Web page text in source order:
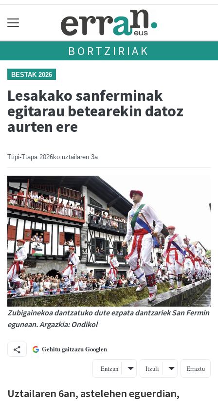
BORTZIRIAK
BESTAK 2026
Lesakako sanferminak
egitarau betearekin datoz
aurten ere
Ttipi-Ttapa 2026ko uztailaren 3a
Zubigainekoa dantzatuko dute ezpata dantzariek San Fermin
egunean. Argazkia: Ondikol
Gehitu gaitzazu Googlen
Entzun Itzuli Erraztu
Uztailaren 6an, astelehen eguerdian,